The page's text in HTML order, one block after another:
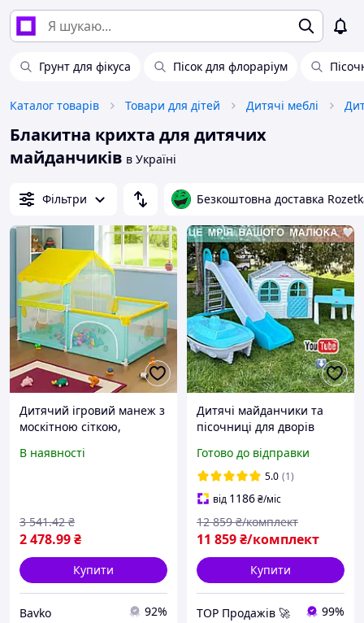
Грунт для фікуса Пісок для флораріум
Каталог товарів Товари для дітей Дитячі меблі
Блакитна крихта для дитячих
майданчиків в Україні
Фільтри Безкоштовна доставка
Дитячий ігровий манеж з
москітною сіткою,
Манеж-намет / Манеж
В наявності
2 478.99₴
3 541.42 ₴
Купити
Bavko 92%
Дитячі майданчики та
пісочниці для дворів
ігровий майданчик
Дитячі комплекси вуличні
Долони блакитний
Готово до відправки
5.0 (1)
від 1186₴/міс
11 859₴/комплект
12 859 ₴/комплект
Купити
TOP Продажів 🚀 99%